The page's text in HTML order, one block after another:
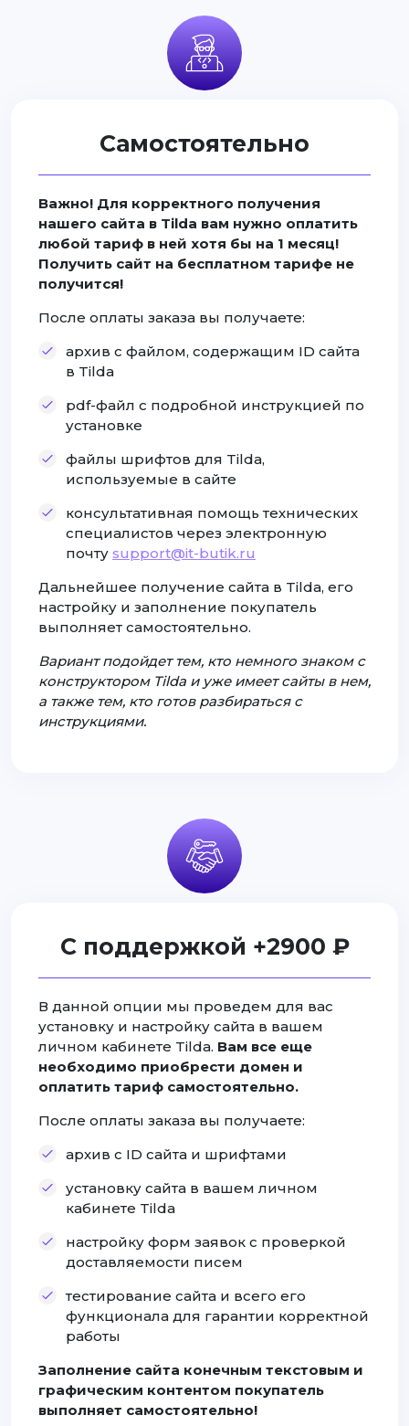
Самостоятельно
Важно! Для корректного получения
нашего сайта в Tilda вам нужно оплатить
любой тариф в ней хотя бы на 1 месяц!
Получить сайт на бесплатном тарифе не
получится!
После оплаты заказа вы получаете:
архив с файлом, содержащим ID сайта
в Tilda
pdf-файл с подробной инструкцией по
установке
файлы шрифтов для Tilda,
используемые в сайте
консультативная помощь технических
специалистов через электронную
почту support@it-butik.ru
Дальнейшее получение сайта в Tilda, его
настройку и заполнение покупатель
выполняет самостоятельно.
Вариант подойдет тем, кто немного знаком с
конструктором Tilda и уже имеет сайты в нем,
а также тем, кто готов разбираться с
инструкциями.
С поддержкой +2900 ₽
В данной опции мы проведем для вас
установку и настройку сайта в вашем
личном кабинете Tilda. Вам все еще
необходимо приобрести домен и
оплатить тариф самостоятельно.
После оплаты заказа вы получаете:
архив с ID сайта и шрифтами
установку сайта в вашем личном
кабинете Tilda
настройку форм заявок с проверкой
доставляемости писем
тестирование сайта и всего его
функционала для гарантии корректной
работы
Заполнение сайта конечным текстовым и
графическим контентом покупатель
выполняет самостоятельно!